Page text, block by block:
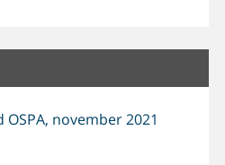
november 2021